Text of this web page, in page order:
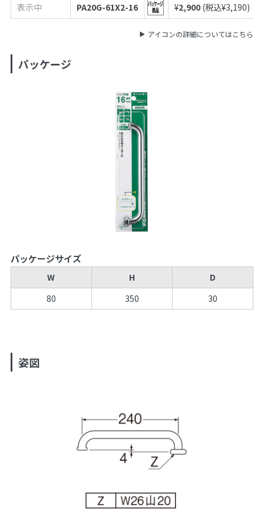
表示中
PA20G-61X2-16 ¥2,900 (税込¥3,190)
アイコンの詳細についてはこちら
パッケージ
パッケージサイズ
W H
D
80
350 30
姿図